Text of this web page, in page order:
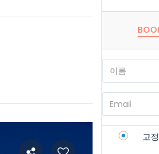
고